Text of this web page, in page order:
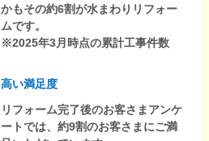
かもその約6割が水まわりリフォー
ムです。
※2025年3月時点の累計工事件数
高い満足度
リフォーム完了後のお客さまアンケ
ートでは、約9割のお客さまにご満